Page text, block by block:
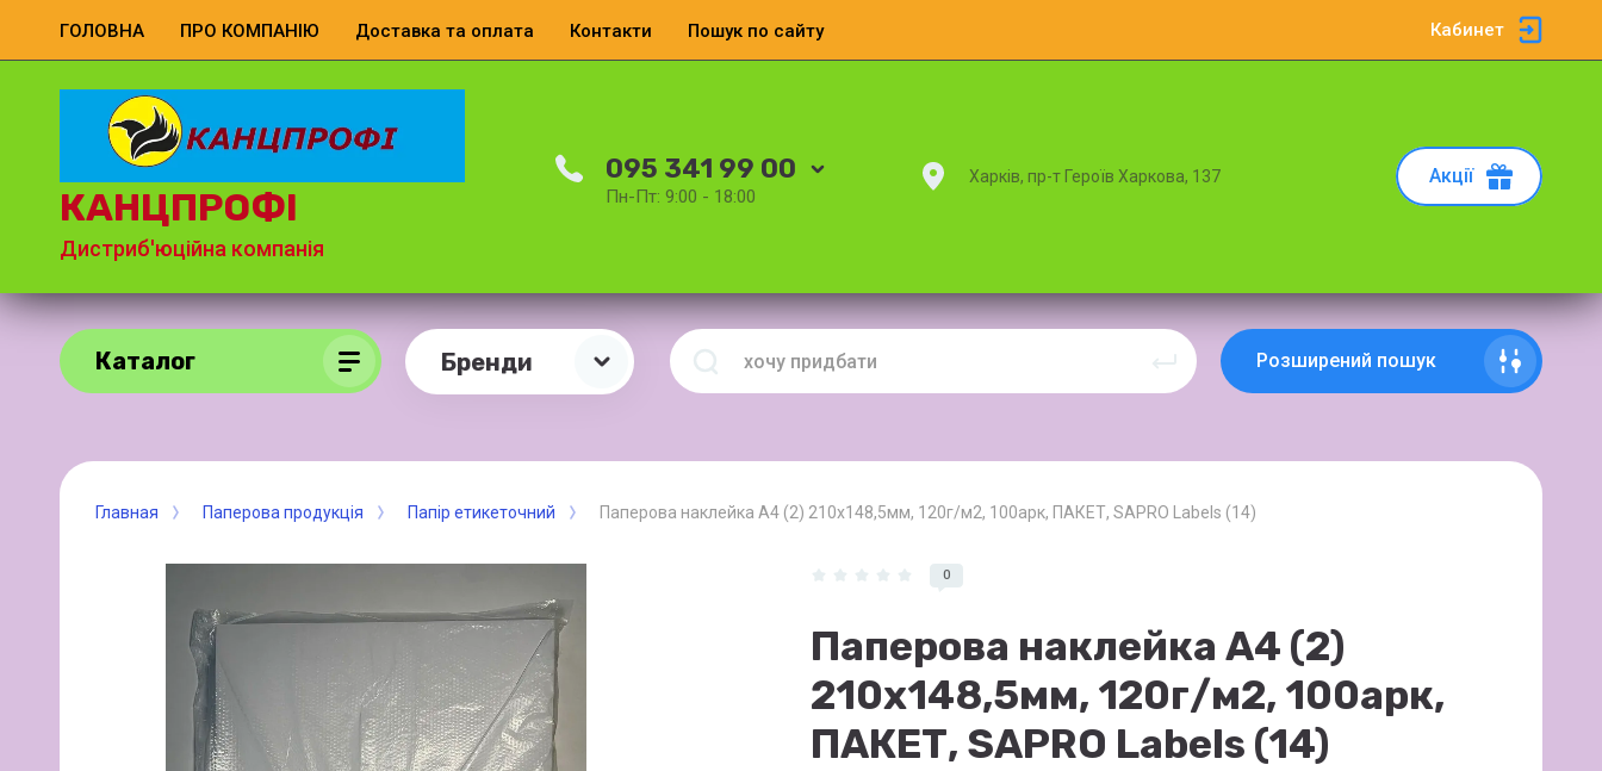
ГОЛОВНА ПРО КОМПАНІЮ Доставка та оплата Контакти Пошук по сайту Кабинет
КАНЦПРОФІ
Дистриб'юційна компанія
095 341 99 00
Пн-Пт: 9:00 - 18:00
Харків, пр-т Героїв Харкова, 137 Акції
Каталог Бренди Розширений пошук
Главная Паперова продукція Папір етикеточний Паперова наклейка А4 (2) 210х148,5мм, 120г/м2, 100арк, ПАКЕТ, SAPRO Labels (14)
0
Паперова наклейка А4 (2)
210х148,5мм, 120г/м2, 100арк,
ПАКЕТ, SAPRO Labels (14)